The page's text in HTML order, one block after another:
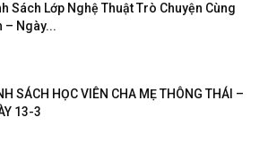
Sách Lớp Nghệ Thuật Trò Chuyện Cùng
– Ngày...
SÁCH HỌC VIÊN CHA MẸ THÔNG THÁI –
13-3